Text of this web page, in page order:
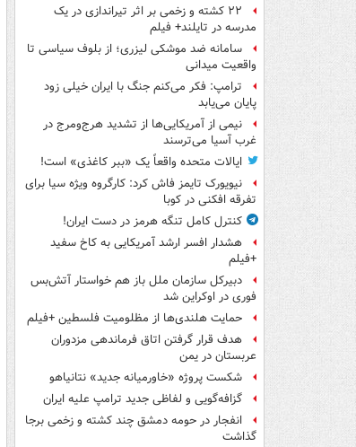
۲۲ کشته و زخمی بر اثر تیراندازی در یک
مدرسه در تایلند+ فیلم
سامانه ضد موشکی لیزری؛ از بلوف سیاسی تا
واقعیت میدانی
ترامپ: فکر می‌کنم جنگ با ایران خیلی زود
پایان می‌یابد
نیمی از آمریکایی‌ها از تشدید هرج‌ومرج در
غرب آسیا می‌ترسند
ایالات متحده واقعاً یک «ببر کاغذی» است!
نیویورک تایمز فاش کرد: کارگروه ویژه سیا برای
تفرقه افکنی در کوبا
کنترل کامل تنگه هرمز در دست ایران!
هشدار افسر ارشد آمریکایی به کاخ سفید
+فیلم
دبیرکل سازمان ملل باز هم خواستار آتش‌بس
فوری در اوکراین شد
حمایت هلندی‌ها از مظلومیت فلسطین +فیلم
هدف قرار گرفتن اتاق‌ فرماندهی مزدوران
عربستان در یمن
شکست پروژه «خاورمیانه جدید» نتانیاهو
گزافه‌گویی و لفاظی جدید ترامپ علیه ایران
انفجار در حومه دمشق چند کشته و زخمی برجا
گذاشت